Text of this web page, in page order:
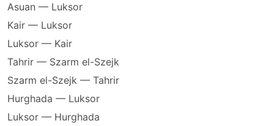
Asuan — Luksor
Kair — Luksor
Luksor — Kair
Tahrir — Szarm el-Szejk
Szarm el-Szejk — Tahrir
Hurghada — Luksor
Luksor — Hurghada